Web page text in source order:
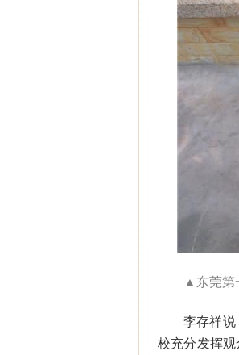
▲东莞第
李存祥说
校充分发挥